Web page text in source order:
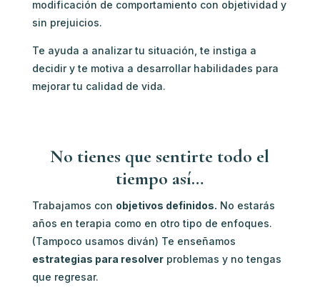
modificación de comportamiento con objetividad y
sin prejuicios.
Te ayuda a analizar tu situación, te instiga a
decidir y te motiva a desarrollar habilidades para
mejorar tu calidad de vida.
No tienes que sentirte todo el
tiempo así…
Trabajamos con objetivos definidos. No estarás
años en terapia como en otro tipo de enfoques.
(Tampoco usamos diván) Te enseñamos
estrategias para resolverproblemas y no tengas
que regresar.